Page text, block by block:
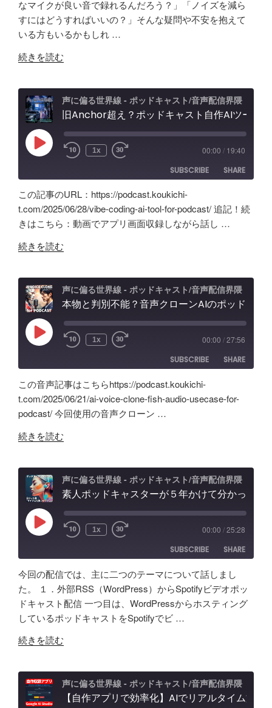
フ
ェ
ー
ス
ビ
ュ
ー
忘
ャ
ス
ト
音
集」
ア
リ
【Google
Studio】
バ
イ
ブ
コ
デ
ィ
ン
の
と
試
行
錯
の
記
録"
RSS Spotify
RSS FEED
LINK
EMBED
なマイクが良い音で録れるんだろう？」「ノイズを減ら
すにはどうすればいいの？」そんな疑問や不安を抱えて
いる方もいるかもしれ …
"原
帰
の
「Tascam
DR-
07X」
間
の
ポ
ッ
キ
ャ
ス
配
し
た
ノ
イ
除
去/
環
音
か
配
信
初
心
向
け
対
続きを読む
声に偏る世界線 - ポッドキャスト/音声配信界隈
Play
Episode 1x 00:00 / 19:40
SUBSCRIBE
SHARE
Amazon
Apple Podcasts
RSS
Spotify
RSS FEED
SHARE
LINK
EMBED
この記事のURL：https://podcast.koukichi-
t.com/2025/06/28/vibe-coding-ai-tool-for-podcast/ 追記！続
きはこちら：動画でアプリ画面収録しながら話し …
"旧
え？
ポ
ド
ト
自
作
AI
ル
録。
集・
構
成
ま
で！
AI
Studio
続きを読む
声に偏る世界線 - ポッドキャスト/音声配信界隈
Play
Episode 1x 00:00 /27:56
SUBSCRIBE
SHARE
Amazon
Apple Podcasts
RSS
Spotify
RSS FEED
SHARE
LINK
EMBED
この音声記事はこちらhttps://podcast.koukichi-
t.com/2025/06/21/ai-voice-clone-fish-audio-usecase-for-
podcast/ 今回使用の音声クローン …
"本
判
能？
ロ
ー
ン
AI
の
ッ
ド
続きを読む
声に偏る世界線 - ポッドキャスト/音声配信界隈
Play
Episode 1x 00:00 /25:28
SUBSCRIBE
SHARE
Amazon
Apple Podcasts
RSS
Spotify
RSS FEED
SHARE
LINK
EMBED
今回の配信では、主に二つのテーマについて話しまし
た。 １．外部RSS（WordPress）からSpotifyビデオポッ
ドキャスト配信 一つ目は、WordPressからホスティング
しているポッドキャストをSpotifyでビ …
"素
ポ
ッ
続きを読む
声に偏る世界線 - ポッドキャスト/音声配信界隈